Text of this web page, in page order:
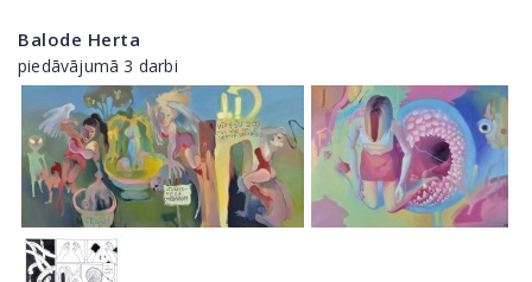
Balode Herta
piedāvājumā 3 darbi